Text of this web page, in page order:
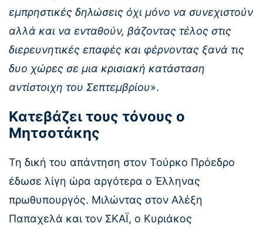
εμπρηστικές δηλώσεις όχι μόνο να συνεχιστούν
αλλά και να ενταθούν, βάζοντας τέλος στις
διερευνητικές επαφές και φέρνοντας ξανά τις
δυο χώρες σε μια κρισιακή κατάσταση
αντίστοιχη του Σεπτεμβρίου».
Κατεβάζει τους τόνους ο
Μητσοτάκης
Τη δική του απάντηση στον Τούρκο Πρόεδρο
έδωσε λίγη ώρα αργότερα ο Έλληνας
πρωθυπουργός. Μιλώντας στον Αλέξη
Παπαχελά και τον ΣΚΑΪ, ο Κυριάκος